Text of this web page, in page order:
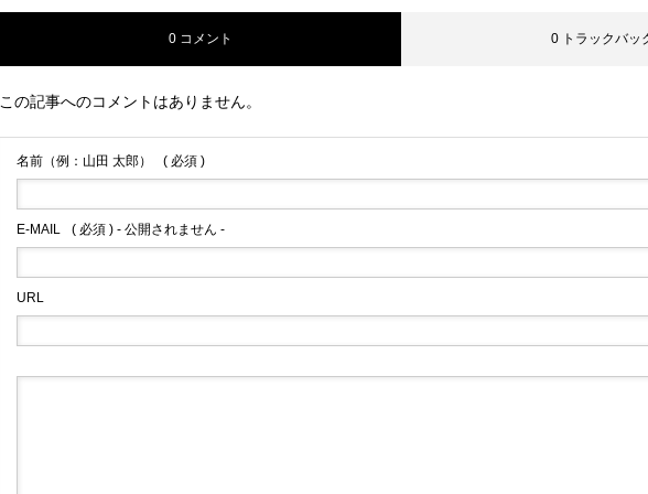
0 コメント 0 トラックバッ
この記事へのコメントはありません。
名前（例：山田 太郎） ( 必須 )
E-MAIL ( 必須 ) - 公開されません -
URL